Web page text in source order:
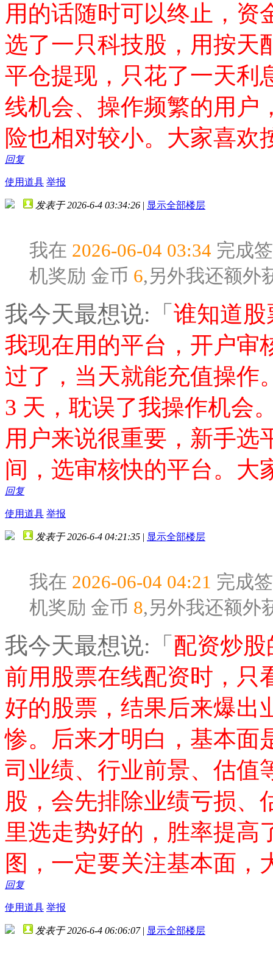
用的话随时可以终止，资
选了一只科技股，用按天
平仓提现，只花了一天利
线机会、操作频繁的用户
险也相对较小。大家喜欢
回复
使用道具 举报
发表于 2026-6-4 03:34:26 | 显示全部楼层
我在 2026-06-04 03:34 完成
机奖励 金币 6,另外我还额外
我今天最想说:「 谁知道
我现在用的平台，开户审
过了，当天就能充值操作
3 天，耽误了我操作机会
用户来说很重要，新手选
间，选审核快的平台。大
回复
使用道具 举报
发表于 2026-6-4 04:21:35 | 显示全部楼层
我在 2026-06-04 04:21 完成
机奖励 金币 8,另外我还额外
我今天最想说:「 配资炒
前用股票在线配资时，只
好的股票，结果后来爆出
惨。后来才明白，基本面
司业绩、行业前景、估值
股，会先排除业绩亏损、
里选走势好的，胜率提高
图，一定要关注基本面，
回复
使用道具 举报
发表于 2026-6-4 06:06:07 | 显示全部楼层